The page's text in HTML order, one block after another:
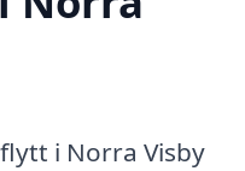
i Norra Visby